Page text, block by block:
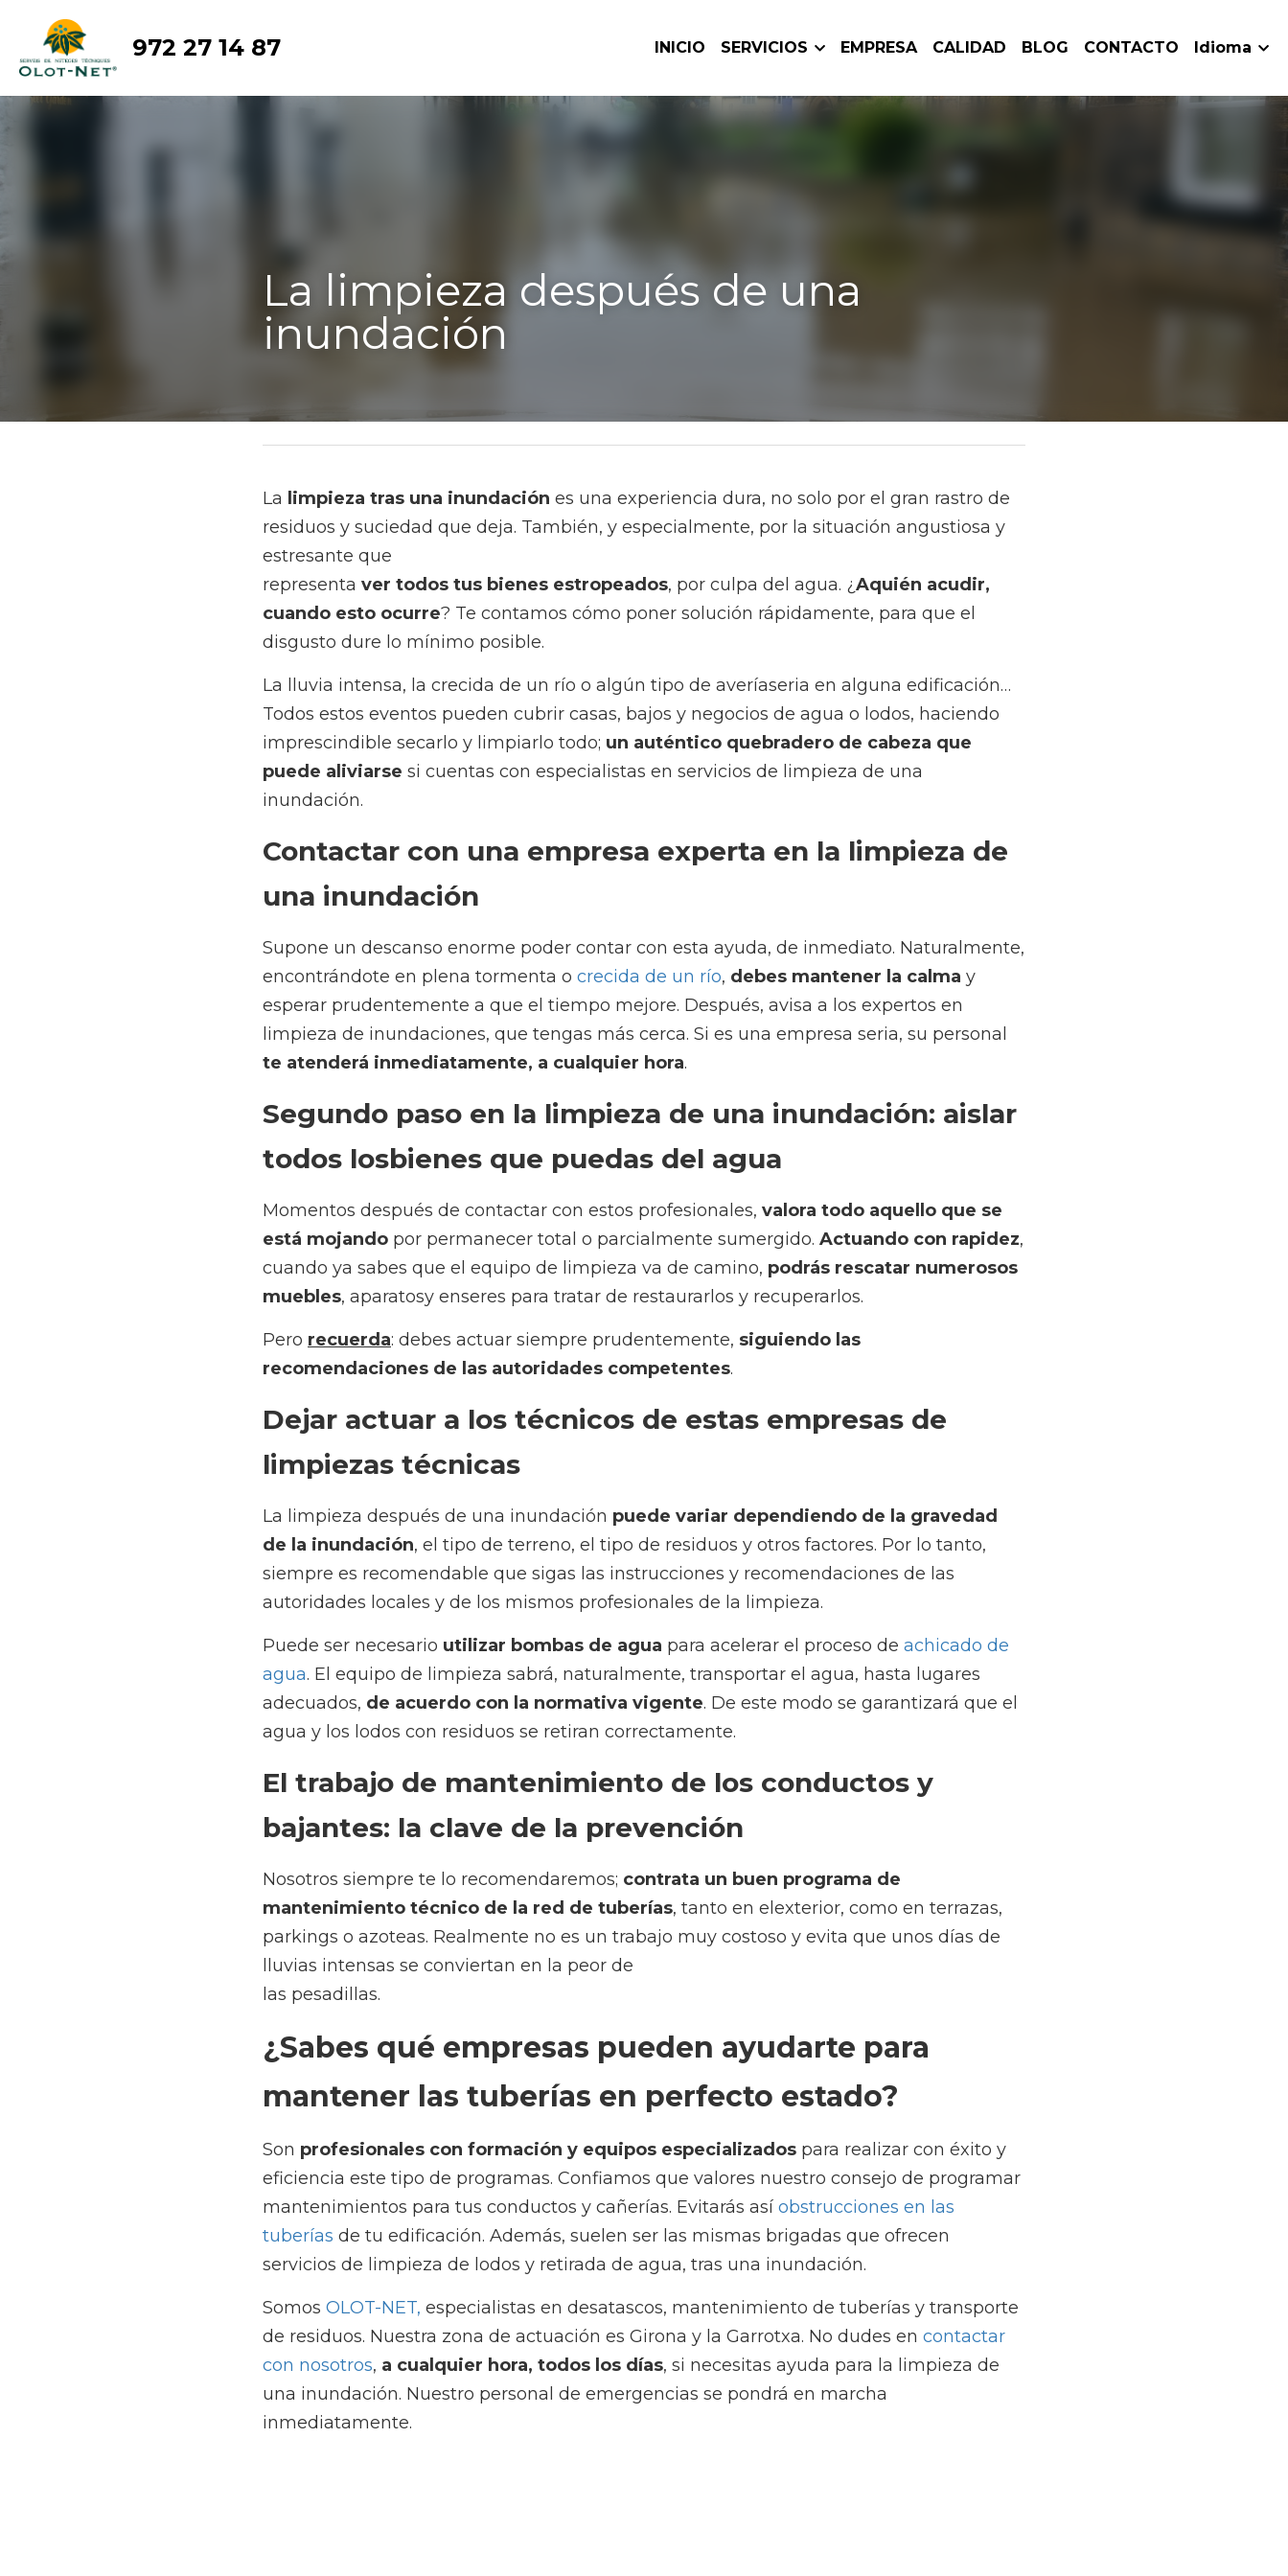
972 27 14 87 INICIO SERVICIOS EMPRESA CALIDAD BLOG CONTACTO Idioma
La limpieza después de una inundación
1 de junio de 2023
limpieza tras una inundación es una experiencia dura, no solo por el gran rastro de residuos y
ver todos tus bienes estropeados , por culpa del agua. ¿ Aquién acudir, cuando esto
? Te contamos cómo poner solución rápidamente, para que el disgusto dure lo mínimo posible.
La lluvia intensa, la crecida de un río o algún tipo de averíaseria en alguna edificación… Todos estos
eventos pueden cubrir casas, bajos y negocios de agua o lodos, haciendo imprescindible secarlo y
limpiarlo todo;
un auténtico quebradero de cabeza que puede aliviarse
si cuentas con especialistas
en servicios de limpieza de una inundación.
Contactar con una empresa experta en la limpieza de una
encontrándote en plena tormenta o
prudentemente a que el tiempo mejore. Después, avisa a los expertos en limpieza de inundaciones, que
tengas más cerca. Si es una empresa seria, su personal
te atenderá inmediatamente, a cualquier hora
Segundo paso en la limpieza de una inundación: aislar todos
losbienes que puedas del agua
Momentos después de contactar con estos profesionales, valora todo aquello que se está mojando
equipo de limpieza va de camino, podrás rescatar numerosos muebles
de restaurarlos y recuperarlos.
Pero recuerda: debes actuar siempre prudentemente, siguiendo las recomendaciones de las
autoridades competentes
técnicas
La limpieza después de una inundación puede variar dependiendo de la gravedad de la inundación
las instrucciones y recomendaciones de las autoridades locales y de los mismos profesionales de la
limpieza.
Puede ser necesario utilizar bombas de agua para acelerar el proceso de achicado de agua. El equipo
de limpieza sabrá, naturalmente, transportar el agua, hasta lugares adecuados, de acuerdo con la
normativa vigente. De este modo se garantizará que el agua y los lodos con residuos se retiran
correctamente.
El trabajo de mantenimiento de los conductos y bajantes: la
clave de la prevención
Nosotros siempre te lo recomendaremos; contrata un buen programa de mantenimiento técnico de
trabajo muy costoso y evita que unos días de lluvias intensas se conviertan en la peor de
las pesadillas.
¿Sabes qué empresas pueden ayudarte para mantener las
tuberías en perfecto estado?
tipo de programas. Confiamos que valores nuestro consejo de programar mantenimientos para tus
conductos y cañerías. Evitarás así
obstrucciones en las tuberías
de tu edificación. Además, suelen ser
las mismas brigadas que ofrecen servicios de limpieza de lodos y retirada de agua, tras una inundación.
Somos OLOT-NET, especialistas en desatascos, mantenimiento de tuberías y transporte de residuos.
Nuestra zona de actuación es Girona y la Garrotxa. No dudes en contactar con nosotros, a cualquier
hora, todos los días, si necesitas ayuda para la limpieza de una inundación. Nuestro personal de
emergencias se pondrá en marcha inmediatamente.
Anterior